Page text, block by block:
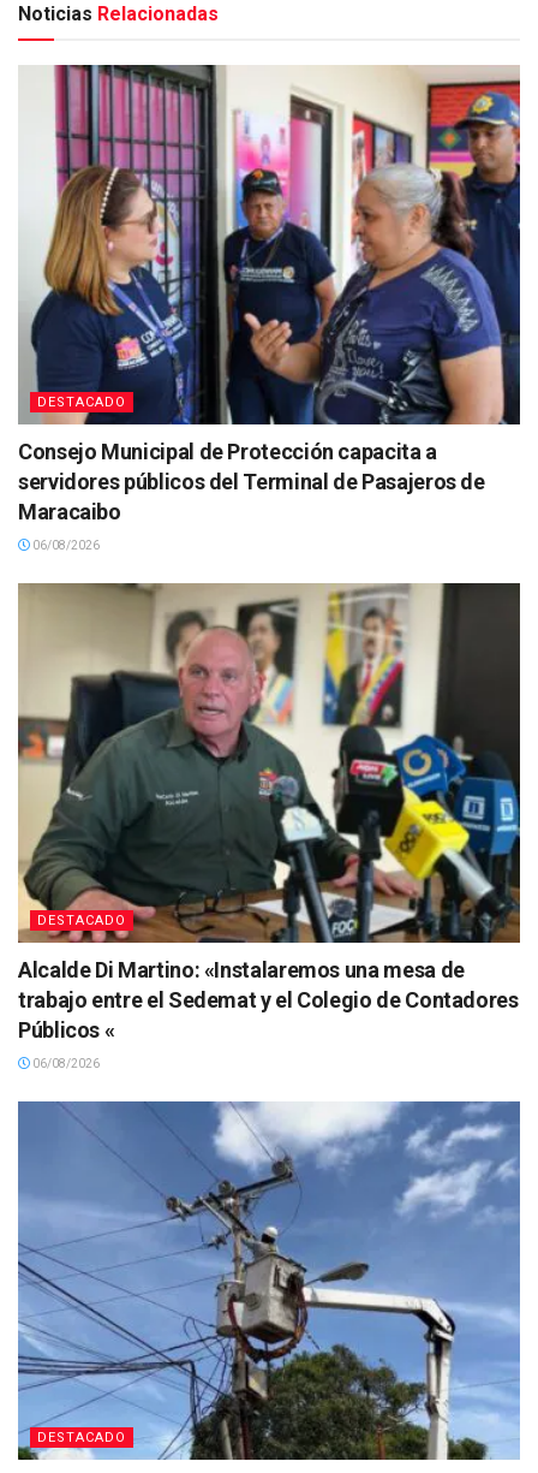
Noticias Relacionadas
DESTACADO
Consejo Municipal de Protección capacita a
servidores públicos del Terminal de Pasajeros de
Maracaibo
06/08/2026
DESTACADO
Alcalde Di Martino: «Instalaremos una mesa de
trabajo entre el Sedemat y el Colegio de Contadores
Públicos «
06/08/2026
DESTACADO